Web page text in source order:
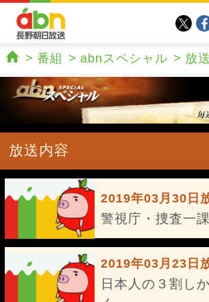
番組 abnスペシャル 放
放送内容
2019年03月30日
警視庁・捜査一
2019年03月23日
日本人の３割し